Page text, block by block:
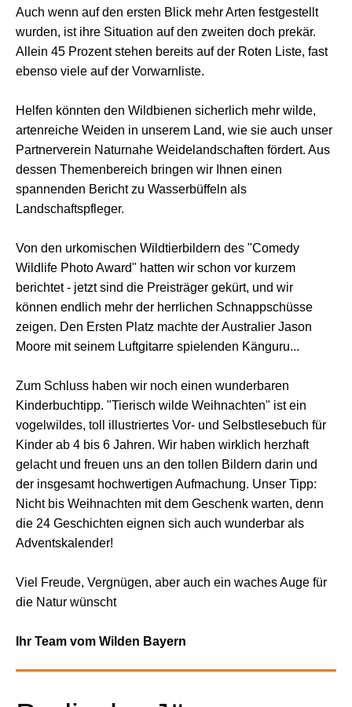
Auch wenn auf den ersten Blick mehr Arten festgestellt
wurden, ist ihre Situation auf den zweiten doch prekär.
Allein 45 Prozent stehen bereits auf der Roten Liste, fast
ebenso viele auf der Vorwarnliste.
Helfen könnten den Wildbienen sicherlich mehr wilde,
artenreiche Weiden in unserem Land, wie sie auch unser
Partnerverein Naturnahe Weidelandschaften fördert. Aus
dessen Themenbereich bringen wir Ihnen einen
spannenden Bericht zu Wasserbüffeln als
Landschaftspfleger.
Von den urkomischen Wildtierbildern des "Comedy
Wildlife Photo Award" hatten wir schon vor kurzem
berichtet - jetzt sind die Preisträger gekürt, und wir
können endlich mehr der herrlichen Schnappschüsse
zeigen. Den Ersten Platz machte der Australier Jason
Moore mit seinem Luftgitarre spielenden Känguru...
Zum Schluss haben wir noch einen wunderbaren
Kinderbuchtipp. "Tierisch wilde Weihnachten" ist ein
vogelwildes, toll illustriertes Vor- und Selbstlesebuch für
Kinder ab 4 bis 6 Jahren. Wir haben wirklich herzhaft
gelacht und freuen uns an den tollen Bildern darin und
der insgesamt hochwertigen Aufmachung. Unser Tipp:
Nicht bis Weihnachten mit dem Geschenk warten, denn
die 24 Geschichten eignen sich auch wunderbar als
Adventskalender!
Viel Freude, Vergnügen, aber auch ein waches Auge für
die Natur wünscht
Ihr Team vom Wilden Bayern